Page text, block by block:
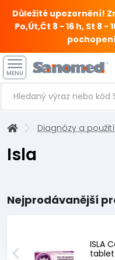
Důležité upozornění!
Po,Út,Čt 8 - 16 h, St 8 -
MENU
Diagnózy a použití
Isla
Nejprodávanější
ISLA
tablet